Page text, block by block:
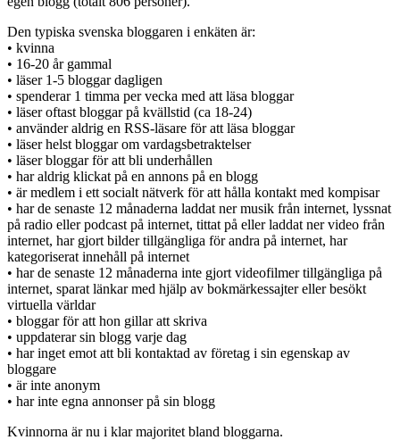
Den typiska svenska bloggaren i enkäten är:
• kvinna
• 16-20 år gammal
• läser 1-5 bloggar dagligen
• spenderar 1 timma per vecka med att läsa bloggar
• läser oftast bloggar på kvällstid (ca 18-24)
• använder aldrig en RSS-läsare för att läsa bloggar
• läser helst bloggar om vardagsbetraktelser
• läser bloggar för att bli underhållen
• har aldrig klickat på en annons på en blogg
• är medlem i ett socialt nätverk för att hålla kontakt med kompisar
• har de senaste 12 månaderna laddat ner musik från internet, lyssnat
på radio eller podcast på internet, tittat på eller laddat ner video från
internet, har gjort bilder tillgängliga för andra på internet, har
kategoriserat innehåll på internet
• har de senaste 12 månaderna inte gjort videofilmer tillgängliga på
internet, sparat länkar med hjälp av bokmärkessajter eller besökt
virtuella världar
• bloggar för att hon gillar att skriva
• uppdaterar sin blogg varje dag
• har inget emot att bli kontaktad av företag i sin egenskap av
bloggare
• är inte anonym
• har inte egna annonser på sin blogg
Kvinnorna är nu i klar majoritet bland bloggarna.